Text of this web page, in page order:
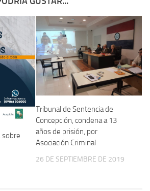
sobre
Tribunal de Sentencia de
Concepción, condena a 13
años de prisión, por
Asociación Criminal
26 DE SEPTIEMBRE DE 2019